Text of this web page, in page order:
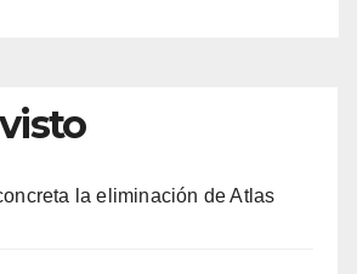
la eliminación de Atlas